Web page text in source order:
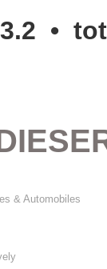
•
& Automobiles